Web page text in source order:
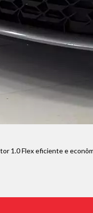
1.0 Flex eficiente e